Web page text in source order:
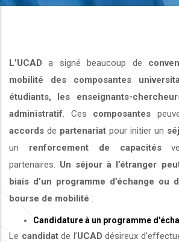
L’UCAD a signé beaucoup de
mobilité des composantes
étudiants, les enseignants-
administratif . Ces composantes
accords de partenariat pour initier un
un renforcement de capacités
partenaires. Un séjour à l’étranger
biais d’un programme d’échange ou
bourse de mobilité :
Candidature à un programme
Le candidatde l’UCAD désireux